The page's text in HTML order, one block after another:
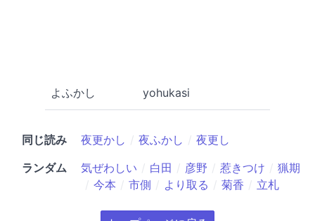
よふかし yohukasi
同じ読み 夜更かし 夜ふかし
夜更し
ランダム
気ぜわしい 白田 彦野 惹きつけ
猟期
今本
市側 より取る 菊香 立札